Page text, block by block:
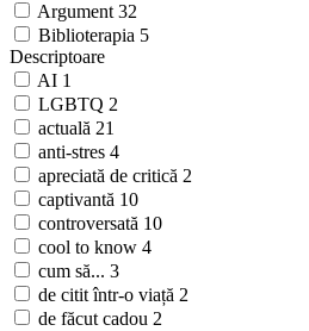
Argument 32
Biblioterapia 5
Descriptoare
AI 1
LGBTQ 2
actuală 21
anti-stres 4
apreciată de critică 2
captivantă 10
controversată 10
cool to know 4
cum să... 3
de citit într-o viață 2
de făcut cadou 2